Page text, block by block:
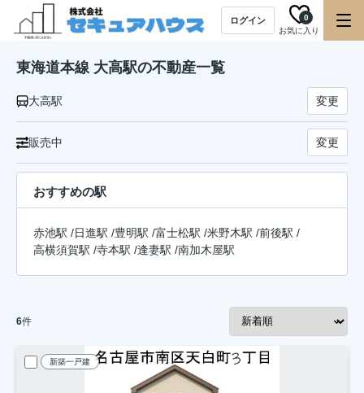
ログイン
お気に入り
0
東海道本線 大高駅の不動産一覧
大高駅 変更
販売中 変更
おすすめの駅
赤池駅 /日進駅 /豊明駅 /富士松駅 /米野木駅 /前後駅 /
高横須賀駅 /寺本駅 /逢妻駅 /南加木屋駅
6件
新築一戸建